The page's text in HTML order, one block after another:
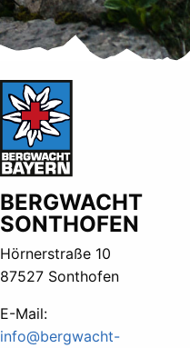
BERGWACHT
SONTHOFEN
Hörnerstraße 10
87527 Sonthofen
E-Mail:
info@bergwacht-